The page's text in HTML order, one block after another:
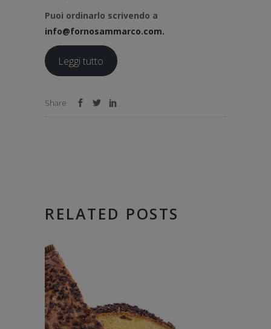
Puoi ordinarlo scrivendo a
info@fornosammarco.com.
Leggi tutto
Share
RELATED POSTS